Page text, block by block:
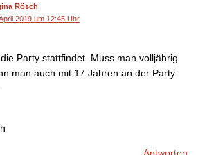
Rösch
2019 um 12:45 Uhr
Party stattfindet. Muss man volljährig
man auch mit 17 Jahren an der Party